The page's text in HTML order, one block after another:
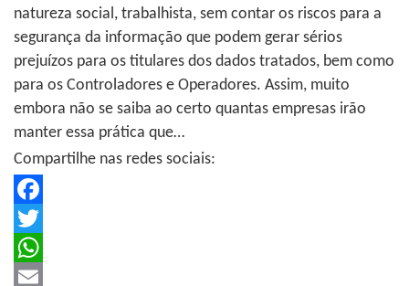
natureza social, trabalhista, sem contar os riscos para a
segurança da informação que podem gerar sérios
prejuízos para os titulares dos dados tratados, bem como
para os Controladores e Operadores. Assim, muito
embora não se saiba ao certo quantas empresas irão
manter essa prática que…
Compartilhe nas redes sociais:
Facebook
Twitter
WhatsApp